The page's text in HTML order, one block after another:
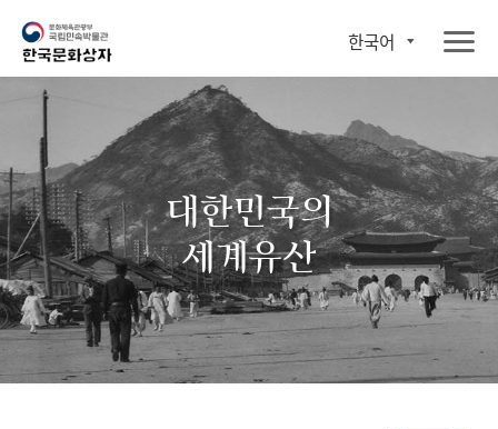
한국어
대한민국의
세계유산